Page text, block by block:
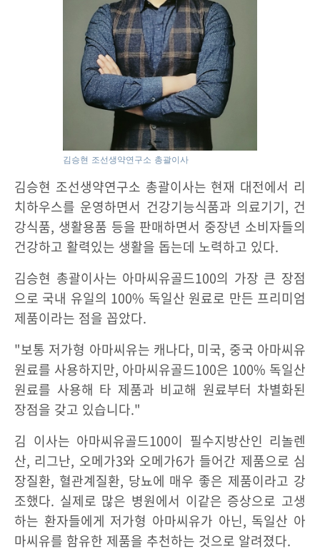
김승현 조선생약연구소 총괄이사
김승현 조선생약연구소 총괄이사는 현재 대전에서 리
치하우스를 운영하면서 건강기능식품과 의료기기, 건
강식품, 생활용품 등을 판매하면서 중장년 소비자들의
건강하고 활력있는 생활을 돕는데 노력하고 있다.
김승현 총괄이사는 아마씨유골드100의 가장 큰 장점
으로 국내 유일의 100% 독일산 원료로 만든 프리미엄
제품이라는 점을 꼽았다.
"보통 저가형 아마씨유는 캐나다, 미국, 중국 아마씨유
원료를 사용하지만, 아마씨유골드100은 100% 독일산
원료를 사용해 타 제품과 비교해 원료부터 차별화된
장점을 갖고 있습니다."
김 이사는 아마씨유골드100이 필수지방산인 리놀렌
산, 리그난, 오메가3와 오메가6가 들어간 제품으로 심
장질환, 혈관계질환, 당뇨에 매우 좋은 제품이라고 강
조했다. 실제로 많은 병원에서 이같은 증상으로 고생
하는 환자들에게 저가형 아마씨유가 아닌, 독일산 아
마씨유를 함유한 제품을 추천하는 것으로 알려졌다.